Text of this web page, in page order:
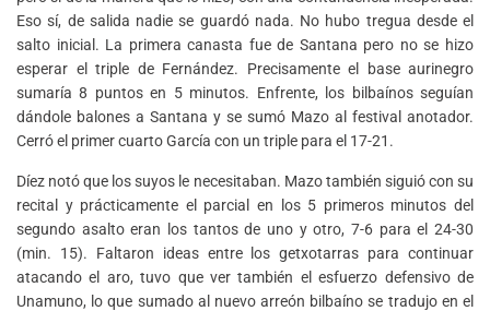
Eso sí, de salida nadie se guardó nada. No hubo tregua desde el
salto inicial. La primera canasta fue de Santana pero no se hizo
esperar el triple de Fernández. Precisamente el base aurinegro
sumaría 8 puntos en 5 minutos. Enfrente, los bilbaínos seguían
dándole balones a Santana y se sumó Mazo al festival anotador.
Cerró el primer cuarto García con un triple para el 17-21.
Díez notó que los suyos le necesitaban. Mazo también siguió con su
recital y prácticamente el parcial en los 5 primeros minutos del
segundo asalto eran los tantos de uno y otro, 7-6 para el 24-30
(min. 15). Faltaron ideas entre los getxotarras para continuar
atacando el aro, tuvo que ver también el esfuerzo defensivo de
Unamuno, lo que sumado al nuevo arreón bilbaíno se tradujo en el